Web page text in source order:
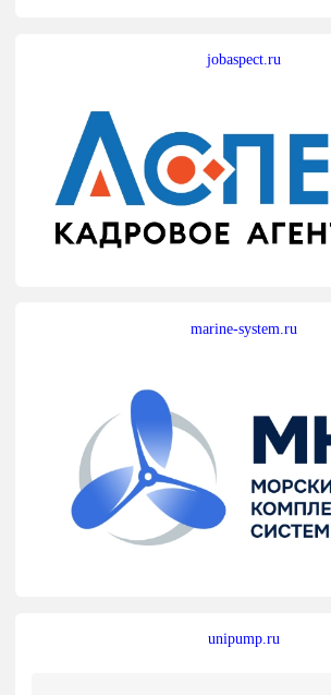
jobaspect.ru
marine-system.ru
unipump.ru